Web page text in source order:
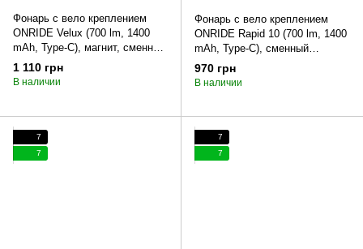
Фонарь с вело креплением
ONRIDE Velux (700 lm, 1400
mAh, Type-C), магнит, сменный
аккумулятор, ал.
1 110 грн
В наличии
Фонарь с вело креплением
ONRIDE Rapid 10 (700 lm, 1400
mAh, Type-C), сменный
аккумулятор, алюминиевый
970 грн
В наличии
7
7
7
7